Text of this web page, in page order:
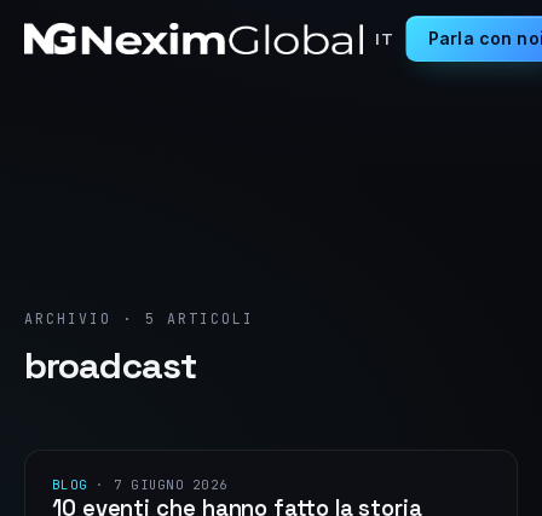
IT Parla con
ARCHIVIO · 5 ARTICOLI
broadcast
BLOG · 7 GIUGNO 2026
10 eventi che hanno fatto la storia